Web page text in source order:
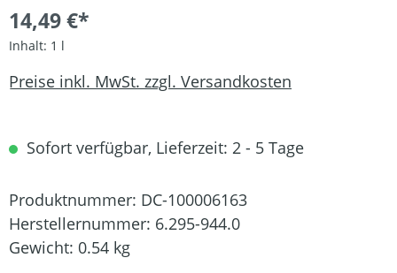
14,49 €*
Inhalt: 1 l
Preise inkl. MwSt. zzgl. Versandkosten
Sofort verfügbar, Lieferzeit: 2 - 5 Tage
Produktnummer: DC-100006163
Herstellernummer: 6.295-944.0
Gewicht: 0.54 kg